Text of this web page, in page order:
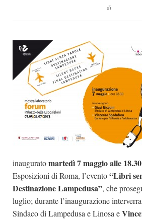
Dicono di Noi
Rassegna Stampa
Archivio
Autori
Generi
Giallo Stresa
Premio Chiara
Tabù Festival 2014
A Tutto Volume
di
inauguratomartedì 7 maggio alle 18.30
Esposizioni di Roma, l’evento“Libri
Destinazione Lampedusa”, che
luglio; durante l’inaugurazione
Sindaco di Lampedusa e Linosa e